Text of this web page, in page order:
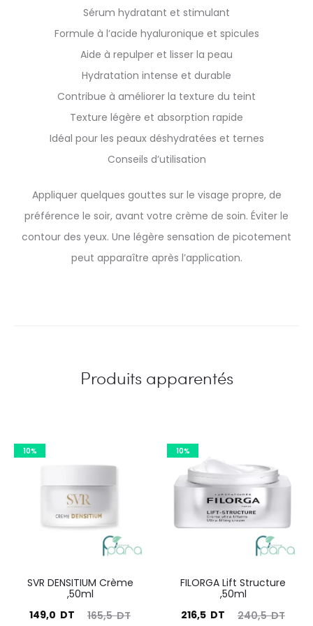
Sérum hydratant et stimulant
Formule à l’acide hyaluronique et spicules
Aide à repulper et lisser la peau
Hydratation intense et durable
Contribue à améliorer la texture du teint
Texture légère et absorption rapide
Idéal pour les peaux déshydratées et ternes
Conseils d’utilisation
Appliquer quelques gouttes sur le visage propre, de
préférence le soir, avant votre crème de soin. Éviter le
contour des yeux. Une légère sensation de picotement
peut apparaître après l’application.
Produits apparentés
10%
SVR DENSITIUM Crème
,50ml
165,5DT
Le
149,0 DT
Le
10%
FILORGA Lift Structure
,50ml
240,5DT
Le
216,5 DT